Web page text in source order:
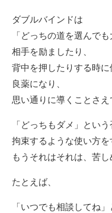
ダブルバインドは
「どっちの道を選んで
相手を励ましたり、
背中を押したりする時に
良薬になり、
思い通りに導くことさ
「どっちもダメ」とい
拘束するような使い方を
もうそれはそれは、苦し
たとえば、
「いつでも相談してね